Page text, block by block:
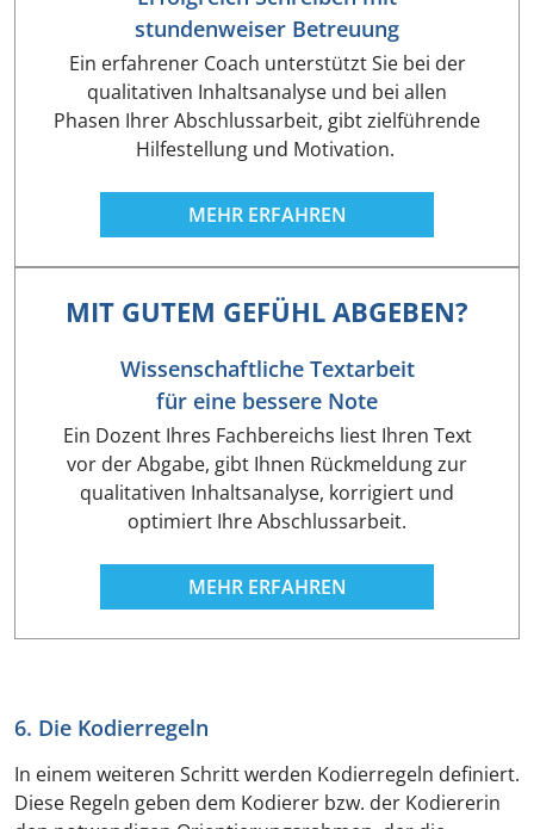
stundenweiser Betreuung
Ein erfahrener Coach unterstützt Sie bei der
qualitativen Inhaltsanalyse und bei allen
Phasen Ihrer Abschlussarbeit, gibt zielführende
Hilfestellung und Motivation.
MEHR ERFAHREN
MIT GUTEM GEFÜHL ABGEBEN?
Wissenschaftliche Textarbeit
für eine bessere Note
Ein Dozent Ihres Fachbereichs liest Ihren Text
vor der Abgabe, gibt Ihnen Rückmeldung zur
qualitativen Inhaltsanalyse, korrigiert und
optimiert Ihre Abschlussarbeit.
MEHR ERFAHREN
6. Die Kodierregeln
In einem weiteren Schritt werden Kodierregeln definiert.
Diese Regeln geben dem Kodierer bzw. der Kodiererin